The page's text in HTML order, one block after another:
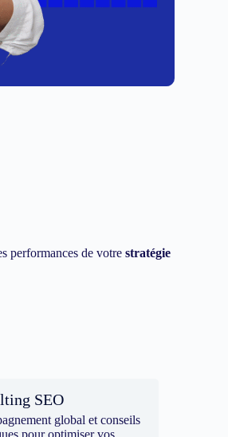
performances de votre stratégie
SEO
global et conseils
pour optimiser vos